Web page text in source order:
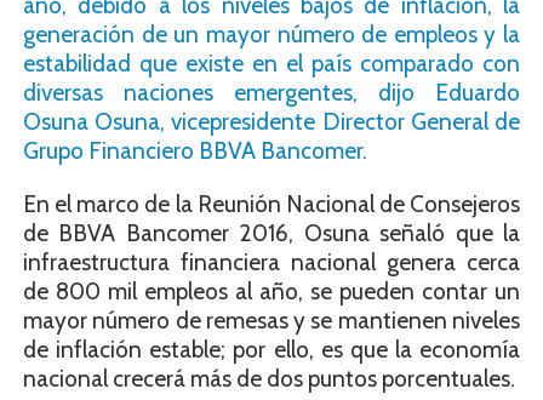
año, debido a los niveles bajos de inflación, la
generación de un mayor número de empleos y la
estabilidad que existe en el país comparado con
diversas naciones emergentes, dijo Eduardo
Osuna Osuna, vicepresidente Director General de
Grupo Financiero BBVA Bancomer.
En el marco de la Reunión Nacional de Consejeros
de BBVA Bancomer 2016, Osuna señaló que la
infraestructura financiera nacional genera cerca
de 800 mil empleos al año, se pueden contar un
mayor número de remesas y se mantienen niveles
de inflación estable; por ello, es que la economía
nacional crecerá más de dos puntos porcentuales.